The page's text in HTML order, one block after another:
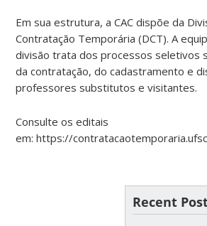
Em sua estrutura, a CAC dispõe da
Contratação Temporária (DCT). A
divisão trata dos processos seletivos
da contratação, do cadastramento e
professores substitutos e visitantes.
Consulte os editais
em: https://
Recent